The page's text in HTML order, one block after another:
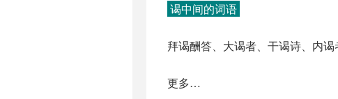
谒中间的词语
拜谒酬答、大谒者、干谒诗、内
更多…